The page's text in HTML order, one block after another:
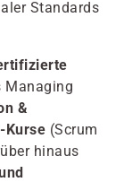
Standards
Managing
&
Kurse (Scrum
hinaus